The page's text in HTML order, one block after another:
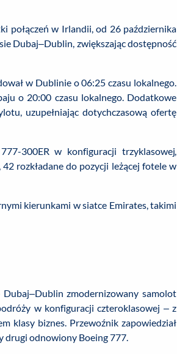
połączeń w Irlandii, od 26 października
Dubaj–Dublin, zwiększając dostępność
w Dublinie o 06:25 czasu lokalnego.
o 20:00 czasu lokalnego. Dodatkowe
uzupełniając dotychczasową ofertę
300ER w konfiguracji trzyklasowej,
rozkładane do pozycji leżącej fotele w
kierunkami w siatce Emirates, takimi
zmodernizowany samolot
w konfiguracji czteroklasowej – z
klasy biznes. Przewoźnik zapowiedział
drugi odnowiony Boeing 777.